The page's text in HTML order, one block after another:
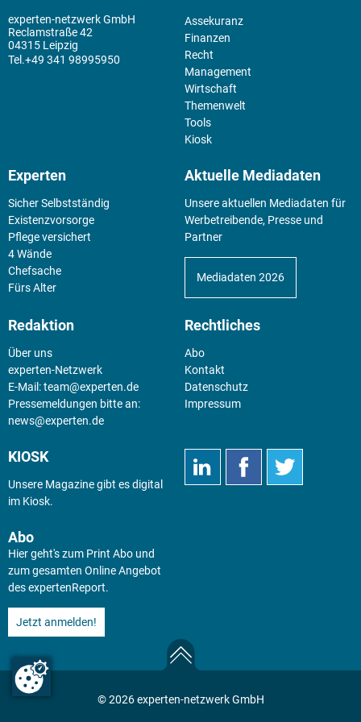
experten-netzwerk GmbH
Reclamstraße 42
04315 Leipzig
+49 341 98995950
Assekuranz
Finanzen
Recht
Management
Wirtschaft
Themenwelt
Tools
Kiosk
Experten
Sicher Selbstständig
Existenz­vorsorge
Pflege versichert
4 Wände
Chefsache
Fürs Alter
Aktuelle Mediadaten
Unsere aktuellen Mediadaten für
Werbetreibende, Presse und
Partner
Mediadaten 2026
Redaktion
Über uns
experten-Netzwerk
E-Mail:team@experten.de
Pressemeldungen bitte an:
news@experten.de
Rechtliches
Abo
Kontakt
Datenschutz
Impressum
KIOSK
Unsere Magazine gibt es digital
im Kiosk.
Abo
Hier geht's zum Print Abo und
zum gesamten Online Angebot
des expertenReport.
Jetzt anmelden!
© 2026 experten-netzwerk GmbH